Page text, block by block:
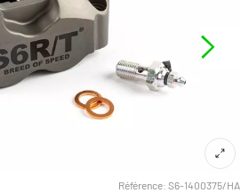
Référence: S6-1400375/HA